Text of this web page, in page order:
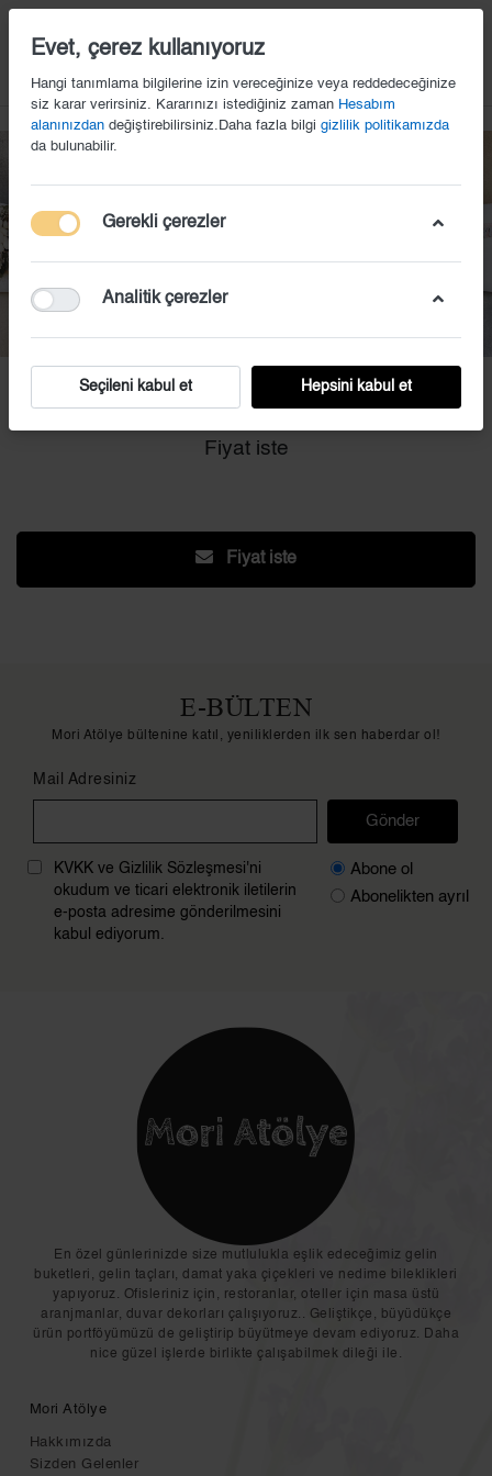
BY (1)
Fiyat iste
Fiyat iste
E-BÜLTEN
Mori Atölye bültenine katıl, yeniliklerden ilk sen haberdar ol!
Mail Adresiniz
Gönder
KVKK ve Gizlilik Sözleşmesi'ni
okudum ve ticari elektronik iletilerin
e-posta adresime gönderilmesini
kabul ediyorum.
Abone ol
Abonelikten ayrıl
En özel günlerinizde size mutlulukla eşlik edeceğimiz gelin
buketleri, gelin taçları, damat yaka çiçekleri ve nedime bileklikleri
yapıyoruz. Ofisleriniz için, restoranlar, oteller için masa üstü
aranjmanlar, duvar dekorları çalışıyoruz.. Geliştikçe, büyüdükçe
ürün portföyümüzü de geliştirip büyütmeye devam ediyoruz. Daha
nice güzel işlerde birlikte çalışabilmek dileği ile.
Mori Atölye
Hakkımızda
Sizden Gelenler
Evet, çerez kullanıyoruz
Hangi tanımlama bilgilerine izin vereceğinize veya reddedeceğinize
siz karar verirsiniz. Kararınızı istediğiniz zaman Hesabım
alanınızdan değiştirebilirsiniz.Daha fazla bilgi gizlilik politikamızda
da bulunabilir.
Gerekli çerezler
Analitik çerezler
Seçileni kabul et Hepsini kabul et